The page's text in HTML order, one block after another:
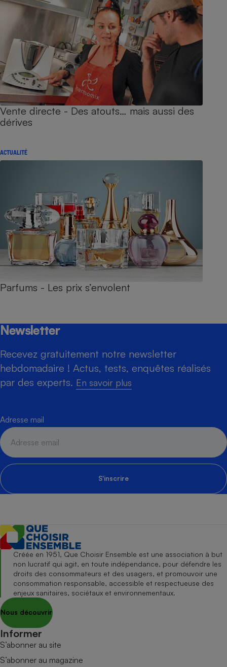
Vente directe - Des atouts… mais aussi des
dérives
ACTUALITÉ
Parfums - Les prix s’envolent
Newsletter
Recevez gratuitement notre newsletter
hebdomadaire ! Actus, tests, enquêtes réalisés
par des experts. En savoir plus
Adresse mail
S'inscrire
Créée en 1951, Que Choisir Ensemble est une association à but
non lucratif qui agit, en toute indépendance, pour défendre les
droits des consommateurs et des usagers, et promouvoir une
consommation responsable, accessible et respectueuse des
enjeux sanitaires, sociétaux et environnementaux.
Nous découvrir
Informer
S’abonner au site
S’abonner au magazine